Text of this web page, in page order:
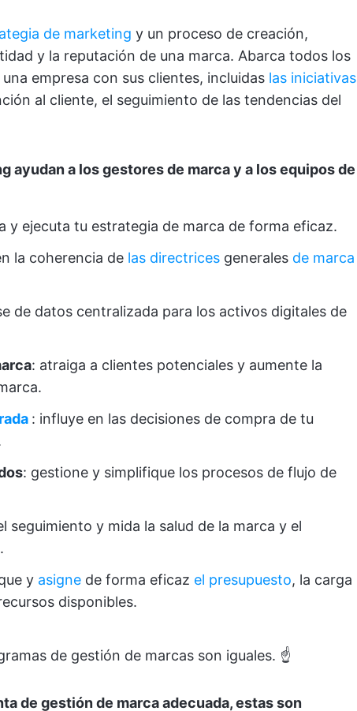
de marketing y un proceso de creación,
y la reputación de una marca. Abarca todos los
empresa con sus clientes, incluidas las iniciativas
al cliente, el seguimiento de las tendencias del
ayudan a los gestores de marca y a los equipos de
y ejecuta tu estrategia de marca de forma eficaz.
la coherencia de las directrices generales de marca
de datos centralizada para los activos digitales de
: atraiga a clientes potenciales y aumente la
: influye en las decisiones de compra de tu
: gestione y simplifique los procesos de flujo de
seguimiento y mida la salud de la marca y el
y asigne de forma eficaz el presupuesto, la carga
disponibles.
de gestión de marcas son iguales. ☝️
de gestión de marca adecuada, estas son